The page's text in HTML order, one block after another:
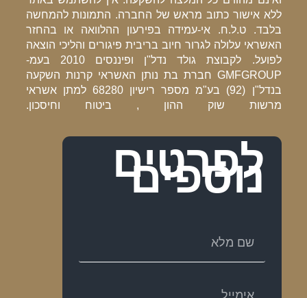
ללא אישור כתוב מראש של החברה. התמונות להמחשה
בלבד. ט.ל.ח. אי-עמידה בפירעון ההלוואה או בהחזר
האשראי עלולה לגרור חיוב בריבית פיגורים והליכי הוצאה
לפועל. לקבוצת גולד נדל"ן ופיננסים 2010 בעמ-
GMFGROUP חברת בת נותן האשראי קרנות השקעה
בנדל"ן (92) בע"מ מספר רישיון 68280 למתן אשראי
מרשות שוק ההון , ביטוח וחיסכון.
לפרטים
נוספים